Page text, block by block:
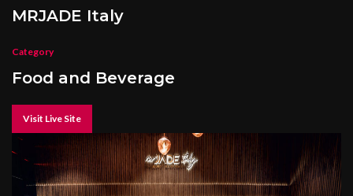
MRJADE Italy
Category
Food and Beverage
Visit Live Site